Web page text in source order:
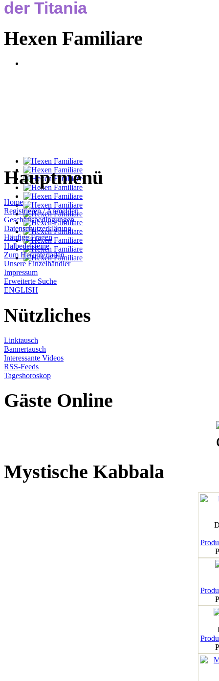
der Titania
Hexen Familiare
Hauptmenü
Home
Registrieren / Anmelden
Geschäftsbedingungen
Datenschutzerklärung
Häufige Fragen
Halbedelsteine
Zum Herunterladen
Unsere Einzelhändler
Impressum
Erweiterte Suche
ENGLISH
Nützliches
Linktausch
Bannertausch
Interessante Videos
RSS-Feeds
Tageshoroskop
Gäste Online
Mystische Kabbala